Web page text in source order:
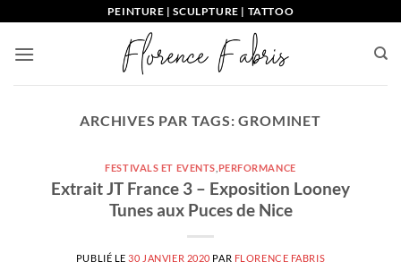
contenu
PEINTURE | SCULPTURE | TATTOO
ARCHIVES PAR TAGS:GROMINET
FESTIVALS ET EVENTS PERFORMANCE
Extrait JT France 3 – Exposition Looney
Tunes aux Puces de Nice
PUBLIÉ LE 30 JANVIER 2020 PAR FLORENCE FABRIS